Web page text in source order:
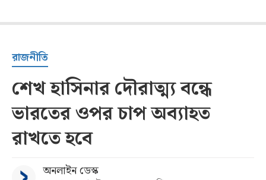
রাজনীতি
শেখ হাসিনার দৌরাত্ম্য বন্ধে
ভারতের ওপর চাপ অব্যাহত
রাখতে হবে
অনলাইন ডেস্ক